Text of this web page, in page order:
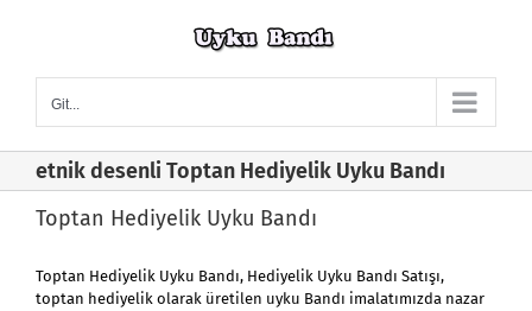
Git...
etnik desenli Toptan Hediyelik Uyku Bandı
Toptan Hediyelik Uyku Bandı
Toptan Hediyelik Uyku Bandı, Hediyelik Uyku Bandı Satışı,
toptan hediyelik olarak üretilen uyku Bandı imalatımızda nazar